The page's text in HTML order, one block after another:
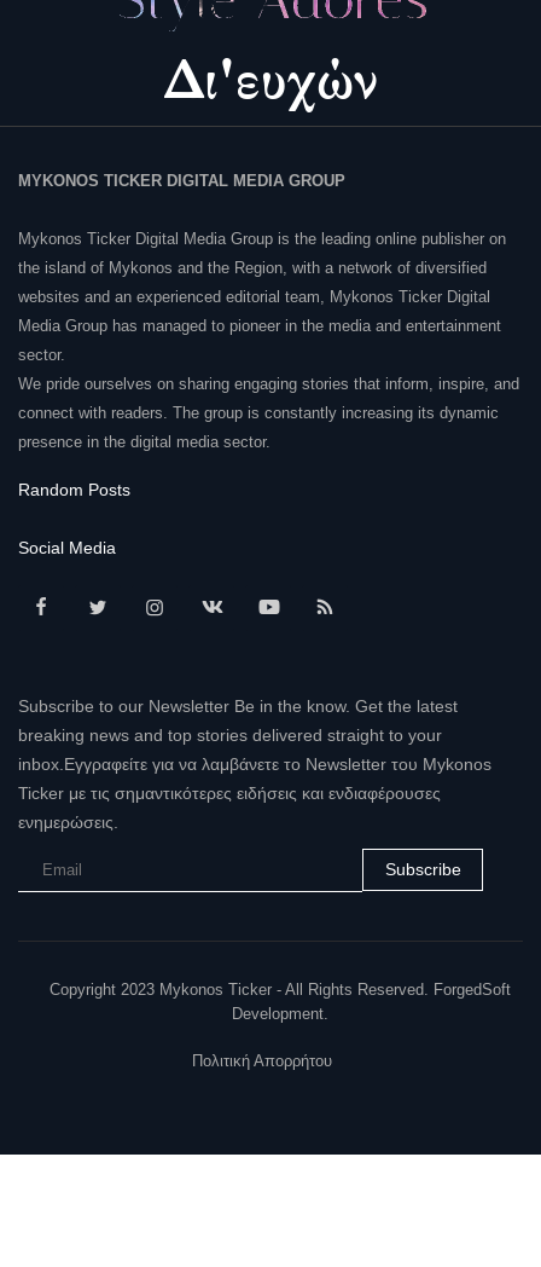
MYKONOS TICKER DIGITAL MEDIA GROUP
Mykonos Ticker Digital Media Group is the leading online publisher on
the island of Mykonos and the Region, with a network of diversified
websites and an experienced editorial team, Mykonos Ticker Digital
Media Group has managed to pioneer in the media and entertainment
sector.
We pride ourselves on sharing engaging stories that inform, inspire, and
connect with readers. The group is constantly increasing its dynamic
presence in the digital media sector.
Random Posts
Social Media
Subscribe to our Newsletter Be in the know. Get the latest
breaking news and top stories delivered straight to your
inbox.Εγγραφείτε για να λαμβάνετε το Newsletter του Mykonos
Ticker με τις σημαντικότερες ειδήσεις και ενδιαφέρουσες
ενημερώσεις.
Subscribe
Copyright 2023 Mykonos Ticker - All Rights Reserved. ForgedSoft
Development.
Πολιτική Απορρήτου